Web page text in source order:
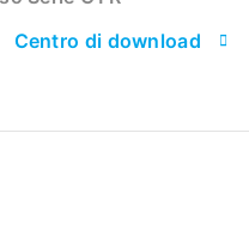
Centro di download